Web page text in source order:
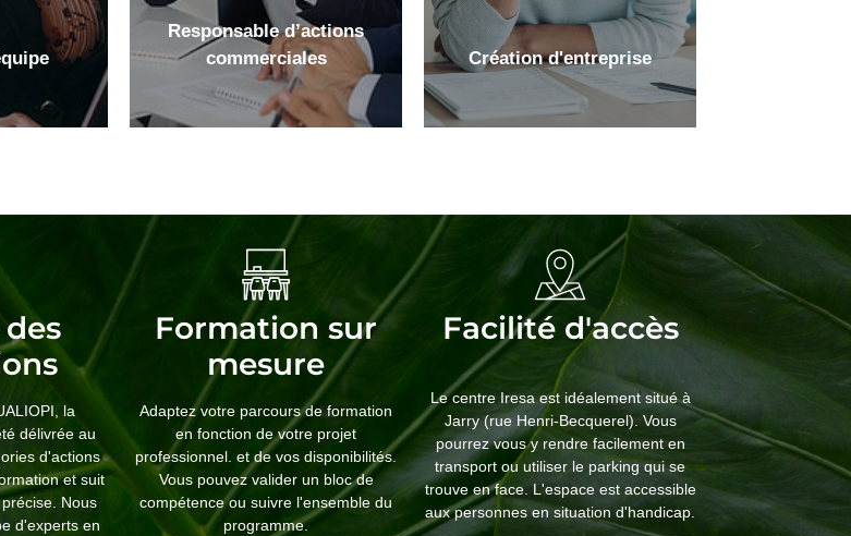
Responsable d’actions
commerciales
Responsable
d’actions
commerciales
Mettez en place des
stratégies commerciales
optimales et contribuez à la
hausse des performances
de votre entreprise en
devenant responsable
d’actions commerciales.
Cliquez ici
Création d'entreprise
Création
d'entreprise
Concrétisez votre projet
entrepreneurial
Cliquez ici
la
délivrée au
d'actions
et suit
Nous
d'experts en
Formation sur
mesure
Adaptez votre parcours de formation
en fonction de votre projet
professionnel. et de vos disponibilités.
Vous pouvez valider un bloc de
compétence ou suivre l'ensemble du
programme.
Facilité d'accès
Le centre Iresa est idéalement situé à
Jarry (rue Henri-Becquerel). Vous
pourrez vous y rendre facilement en
transport ou utiliser le parking qui se
trouve en face. L'espace est accessible
aux personnes en situation d'handicap.